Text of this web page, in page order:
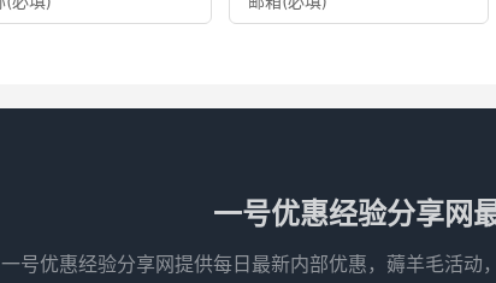
一号优惠经验分享网
一号优惠经验分享网提供每日最新内部优惠，薅羊毛活